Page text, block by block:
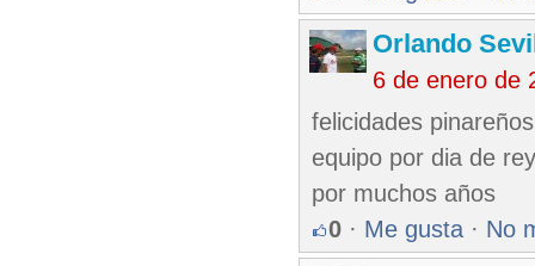
Orlando
6 de enero de
felicidades
equipo por dia de
por muchos años
0 · Me gusta · No